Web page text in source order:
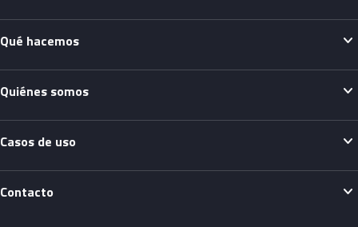
Qué hacemos expand_more
Quiénes somos expand_more
Casos de uso expand_more
Contacto expand_more